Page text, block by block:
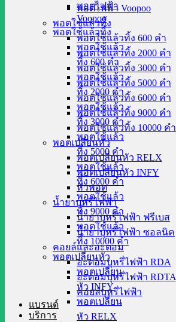
พอตไฟฟ้า
Voopoo
พอตใช้แล้วทิ้ง
พอตใช้แล้ว
ทิ้ง 600 คำ
พอตใช้แล้ว
ทิ้ง 2000 คำ
พอตใช้แล้ว
ทิ้ง 3000 คำ
พอตใช้แล้ว
ทิ้ง 5000 คำ
พอตใช้แล้ว
ทิ้ง 6000 คำ
พอตใช้แล้ว
ทิ้ง 9000 คำ
พอตใช้แล้ว
ทิ้ง 10000 คำ
พอตเปลี่ยนหัว
พอตเปลี่ยน
หัว INFY
พอตเปลี่ยน
หัว RELX
พอตไฟฟ้า Voopoo
พอตใช้แล้วทิ้ง
พอตใช้แล้วทิ้ง 600 คำ
พอตใช้แล้วทิ้ง 2000 คำ
พอตใช้แล้วทิ้ง 3000 คำ
พอตใช้แล้วทิ้ง 5000 คำ
พอตใช้แล้วทิ้ง 6000 คำ
พอตใช้แล้วทิ้ง 9000 คำ
พอตใช้แล้วทิ้ง 10000 คำ
พอตเปลี่ยนหัว
พอตเปลี่ยนหัว RELX
พอตเปลี่ยนหัว INFY
หัวพอต
น้ำยาบุหรี่ไฟฟ้า
น้ำยาบุหรี่ไฟฟ้า ฟรีเบส
น้ำยาบุหรี่ไฟฟ้า ซอลนิค
คอยล์และอะตอม
อะตอมบุหรี่ไฟฟ้า RDA
อะตอมบุหรี่ไฟฟ้า RDTA
คอยล์บุหรี่ไฟฟ้า
แบรนด์
บริการ